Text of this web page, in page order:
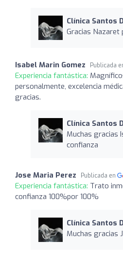
Clínica Santos
Gracias
Isabel Marin Gomez Publicada
Experiencia fantástica:
personalmente, excelencia
gracias.
Clínica Santos
Muchas gracias
confianza
Jose Maria Perez Publicada en
Experiencia fantástica: Trato
confianza 100%por 100%
Clínica Santos
Muchas gracias